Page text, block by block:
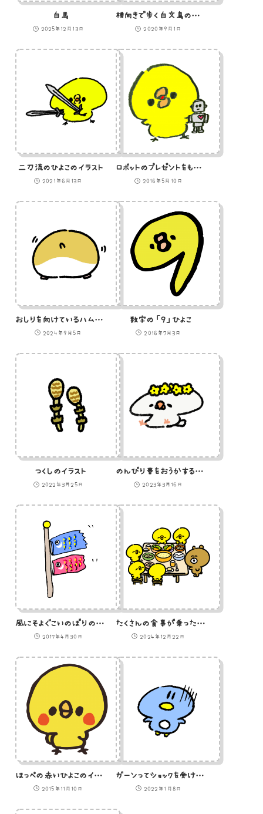
白馬
2025年12月13日
横向きで歩く白文鳥のイラスト
2020年9月1日
二刀流のひよこのイラスト
2021年6月13日
ロボットのプレゼントをもらったひよこのイラスト
2016年5月10日
おしりを向けているハムスター
2024年9月5日
数字の「９」ひよこ
2016年7月3日
つくしのイラスト
2022年3月25日
のんびり春をおうかする文鳥のイラスト
2023年3月16日
風にそよぐこいのぼりのイラスト
2017年4月30日
たくさんの食事が乗ったテーブルを囲むひよこたち
2024年12月22日
ほっぺの赤いひよこのイラスト
2015年11月10日
ガーンってショックを受けてるペンギンのイラスト
2022年1月8日